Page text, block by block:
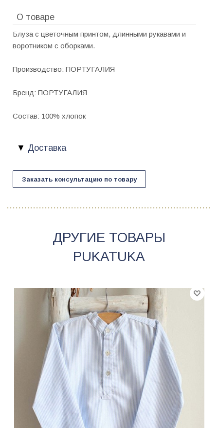
О товаре
Блуза с цветочным принтом, длинными рукавами и
воротником с оборками.
Производство: ПОРТУГАЛИЯ
Бренд: ПОРТУГАЛИЯ
Состав: 100% хлопок
Доставка
Заказать консультацию по товару
ДРУГИЕ ТОВАРЫ
PUKATUKA